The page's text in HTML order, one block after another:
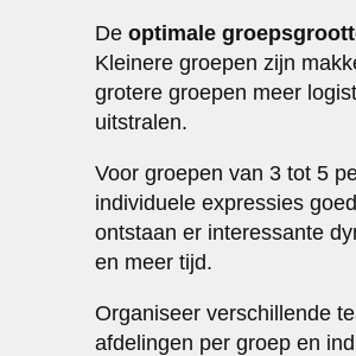
De optimale
Kleinere groepen zijn
grotere groepen meer
uitstralen.
Voor groepen van 3 tot 5
individuele expressies
ontstaan er interessante
en meer tijd.
Organiseer verschillende
afdelingen per groep en